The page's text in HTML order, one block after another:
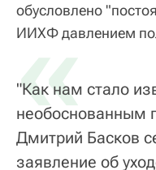
обусловлено
ИИХФ давлением
«
"Как нам стало
необоснованным
Дмитрий Басков
заявление об